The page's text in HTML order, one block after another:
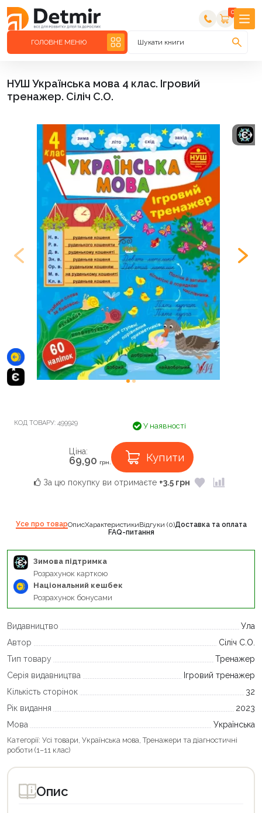
0
ГОЛОВНЕ МЕНЮ Шукати книги
НУШ Українська мова 4 клас. Ігровий
тренажер. Сіліч С.О.
КОД ТОВАРУ: 499929 У наявності
Ціна:
69,90 грн. Купити
За цю покупку ви отримаєте +3.5 грн
Усе про товарОписХарактеристикиВідгуки (0)Доставка та оплата
FAQ-питання
Зимова підтримка
Розрахунок карткою
Національний кешбек
Розрахунок бонусами
Видавництво
Ула
Автор
Сіліч С.О.
Тип товару
Тренажер
Серія видавництва
Ігровий тренажер
Кількість сторінок
32
Рік видання
2023
Мова
Українська
Категорії: Усі товари, Українська мова, Тренажери та діагностичні
роботи (1–11 клас)
Опис